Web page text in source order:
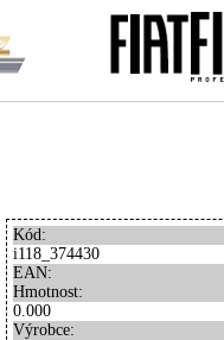
Kód:
i118_374430
EAN:
Hmotnost:
0.000
Výrobce: